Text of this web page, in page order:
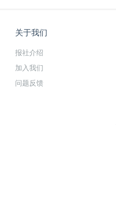
关于我们
报社介绍
加入我们
问题反馈